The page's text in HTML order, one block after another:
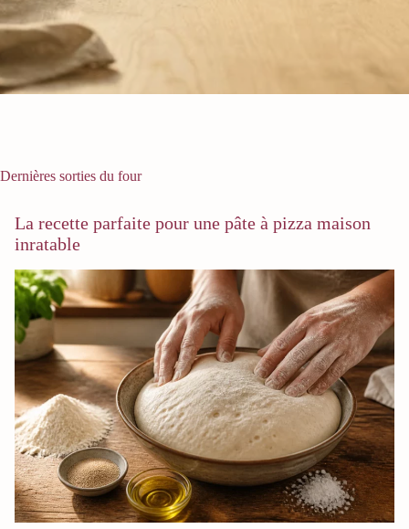
Dernières sorties du four
La recette parfaite pour une pâte à pizza maison
inratable